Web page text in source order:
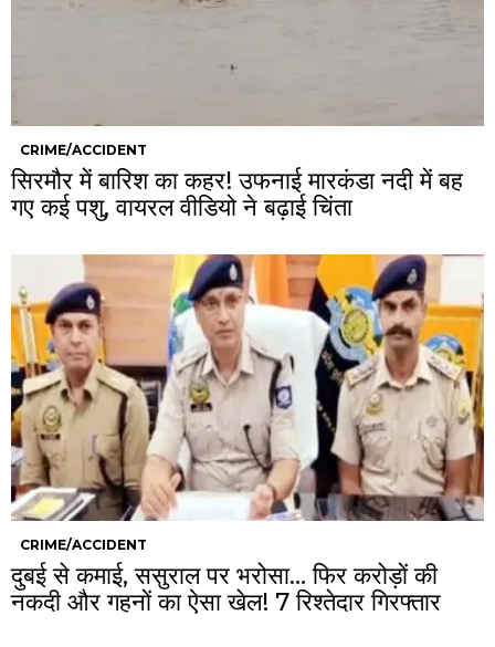
CRIME/ACCIDENT
सिरमौर में बारिश का कहर! उफनाई मारकंडा नदी में बह
गए कई पशु, वायरल वीडियो ने बढ़ाई चिंता
CRIME/ACCIDENT
दुबई से कमाई, ससुराल पर भरोसा… फिर करोड़ों की
नकदी और गहनों का ऐसा खेल! 7 रिश्तेदार गिरफ्तार